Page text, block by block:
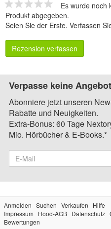
Es wurde noch
Produkt abgegeben.
Seien Sie der Erste. Verfassen
Rezension verfassen
Verpasse keine
Abonniere jetzt unseren
Rabatte und Neuigkeiten.
Extra-Bonus: 60 Tage
Mio. Hörbücher & E-Books.*
Anmelden Suchen Verkaufen
Hilfe
Impressum
Hood-AGB Datenschutz
Bewertungen